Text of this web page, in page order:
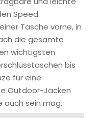
Speed
Tasche vorne, in
die gesamte
wichtigsten
bis
für eine
Outdoor-Jacken
auch sein mag.